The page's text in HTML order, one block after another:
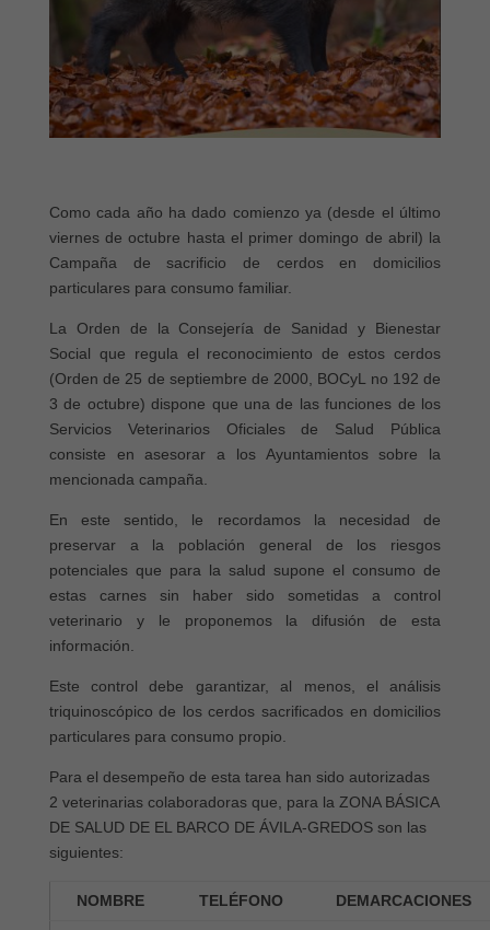
Como cada año ha dado comienzo ya (desde el último
viernes de octubre hasta el primer domingo de abril) la
Campaña de sacrificio de cerdos en domicilios
particulares para consumo familiar.
La Orden de la Consejería de Sanidad y Bienestar
Social que regula el reconocimiento de estos cerdos
(Orden de 25 de septiembre de 2000, BOCyL no 192 de
3 de octubre) dispone que una de las funciones de los
Servicios Veterinarios Oficiales de Salud Pública
consiste en asesorar a los Ayuntamientos sobre la
mencionada campaña.
En este sentido, le recordamos la necesidad de
preservar a la población general de los riesgos
potenciales que para la salud supone el consumo de
estas carnes sin haber sido sometidas a control
veterinario y le proponemos la difusión de esta
información.
Este control debe garantizar, al menos, el análisis
triquinoscópico de los cerdos sacrificados en domicilios
particulares para consumo propio.
Para el desempeño de esta tarea han sido autorizadas
2 veterinarias colaboradoras que, para la ZONA BÁSICA
DE SALUD DE EL BARCO DE ÁVILA-GREDOS son las
siguientes:
NOMBRE TELÉFONO DEMARCACIONES